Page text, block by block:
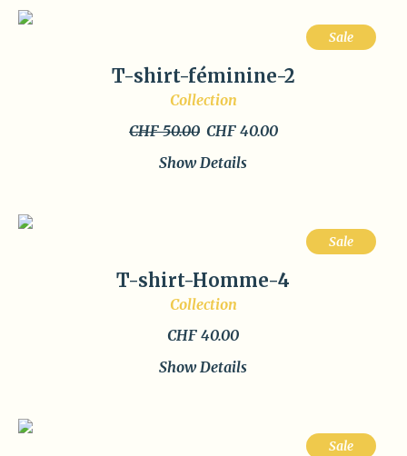
Sale
T-shirt-féminine-2
Collection
CHF 50.00 Original
was:
CHF 40.00Current
Show Details
Sale
T-shirt-Homme-4
Collection
CHF 40.00
Show Details
Sale